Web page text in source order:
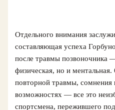
Отдельного внимания
составляющая успеха
после травмы позвоночника
физическая, но и
повторной травмы, сомнения
возможностях — все это
спортсмена, пережившего